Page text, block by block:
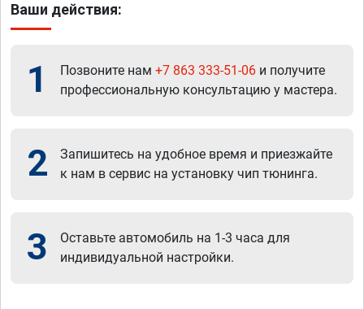
Ваши действия:
1 Позвоните нам +7 863 333-51-06 и получите
профессиональную консультацию у мастера.
2
Запишитесь на удобное время и приезжайте
к нам в сервис на установку чип тюнинга.
3
Оставьте автомобиль на 1-3 часа для
индивидуальной настройки.